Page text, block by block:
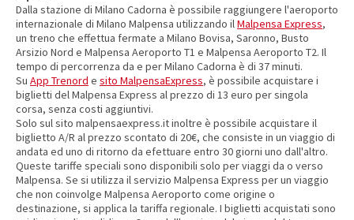
Dalla stazione di Milano Cadorna è possibile raggiungere l'aeroporto
internazionale di Milano Malpensa utilizzando ilMalpensa Express,
un treno che effettua fermate a Milano Bovisa, Saronno, Busto
Arsizio Nord e Malpensa Aeroporto T1 e Malpensa Aeroporto T2. Il
tempo di percorrenza da e per Milano Cadorna è di 37 minuti.
Su App Trenord e sito MalpensaExpress, è possibile acquistare i
biglietti del Malpensa Express al prezzo di 13 euro per singola
corsa, senza costi aggiuntivi.
Solo sul sito malpensaexpress.it inoltre è possibile acquistare il
biglietto A/R al prezzo scontato di 20€, che consiste in un viaggio di
andata ed uno di ritorno da efettuare entro 30 giorni uno dall'altro.
Queste tariffe speciali sono disponibili solo per viaggi da o verso
Malpensa. Se si utilizza il servizio Malpensa Express per un viaggio
che non coinvolge Malpensa Aeroporto come origine o
destinazione, si applica la tariffa regionale. I biglietti acquistati sono